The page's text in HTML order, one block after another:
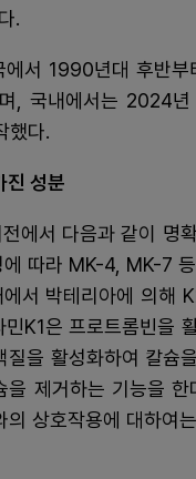
.
서 1990년대 후반
, 국내에서는 2024
했다.
진 성분
에서 다음과 같이 명
따라 MK-4, MK-7
서 박테리아에 의해
K1은 프로트롬빈을
을 활성화하여 칼슘
제거하는 기능을
상호작용에 대하여